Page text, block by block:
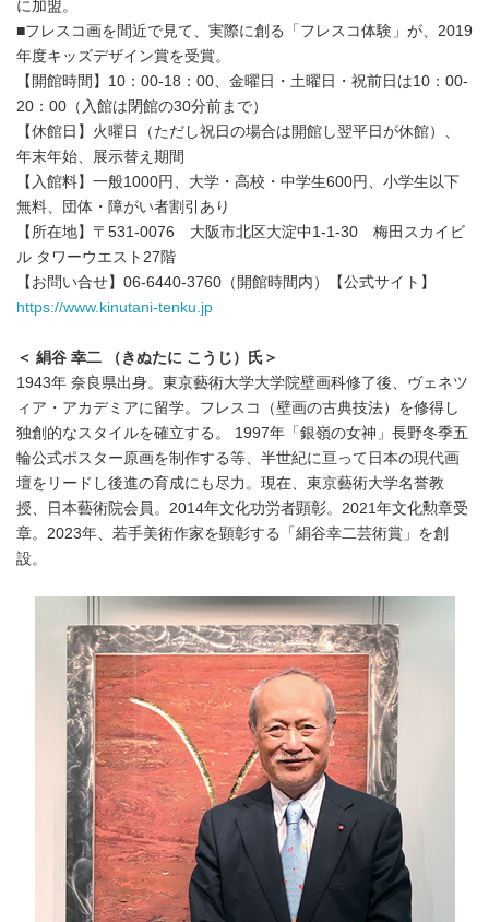
に加盟。
■フレスコ画を間近で見て、実際に創る「フレスコ体験」が、2019
年度キッズデザイン賞を受賞。
【開館時間】10：00‐18：00、金曜日・土曜日・祝前日は10：00‐
20：00（入館は閉館の30分前まで）
【休館日】火曜日（ただし祝日の場合は開館し翌平日が休館）、
年末年始、展示替え期間
【入館料】一般1000円、大学・高校・中学生600円、小学生以下
無料、団体・障がい者割引あり
【所在地】〒531-0076 大阪市北区大淀中1-1-30 梅田スカイビ
ル タワーウエスト27階
【お問い合せ】06-6440-3760（開館時間内）【公式サイト】
https://www.kinutani-tenku.jp
＜ 絹谷 幸二 （きぬたに こうじ）氏＞
1943年 奈良県出身。東京藝術大学大学院壁画科修了後、ヴェネツ
ィア・アカデミアに留学。フレスコ（壁画の古典技法）を修得し
独創的なスタイルを確立する。 1997年「銀嶺の女神」長野冬季五
輪公式ポスター原画を制作する等、半世紀に亘って日本の現代画
壇をリードし後進の育成にも尽力。現在、東京藝術大学名誉教
授、日本藝術院会員。2014年文化功労者顕彰。2021年文化勲章受
章。2023年、若手美術作家を顕彰する「絹谷幸二芸術賞」を創
設。